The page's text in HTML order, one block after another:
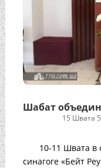
Шабат
15 Швата
10-11 Швата в
синагоге «Бейт